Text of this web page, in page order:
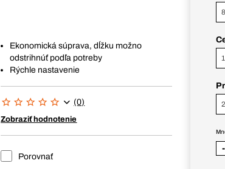
Ekonomická súprava, dĺžku možno
odstrihnúť podľa potreby
Rýchle nastavenie
(0)
Zobraziť hodnotenie
Porovnať
-